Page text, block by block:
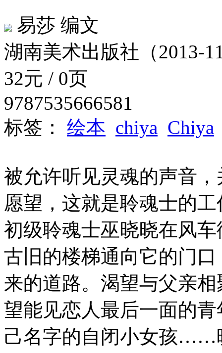
易莎 编文
湖南美术出版社（2013-
32元 / 0页
9787535666581
标签： 绘本 chiya Chiya
被允许听见灵魂的声音
愿望，这就是聆魂士的工
初级聆魂士巫晓晓在风
古旧的楼梯通向它的门
来的道路。渴望与父亲
望能见恋人最后一面的
己名字的自闭小女孩……